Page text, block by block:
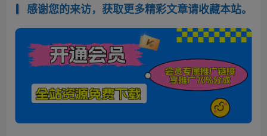
感谢您的来访，获取更多精彩文章请收藏本站。